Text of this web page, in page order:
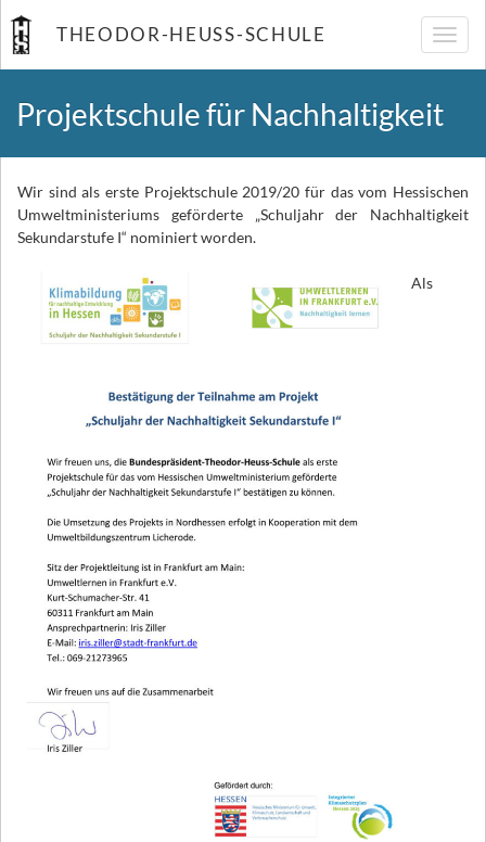
THEODOR-HEUSS-SCHULE
Projektschule für Nachhaltigkeit
Wir sind als erste Projektschule 2019/20 für das vom Hessischen
Umweltministeriums geförderte „Schuljahr der Nachhaltigkeit
Sekundarstufe I“ nominiert worden.
Als